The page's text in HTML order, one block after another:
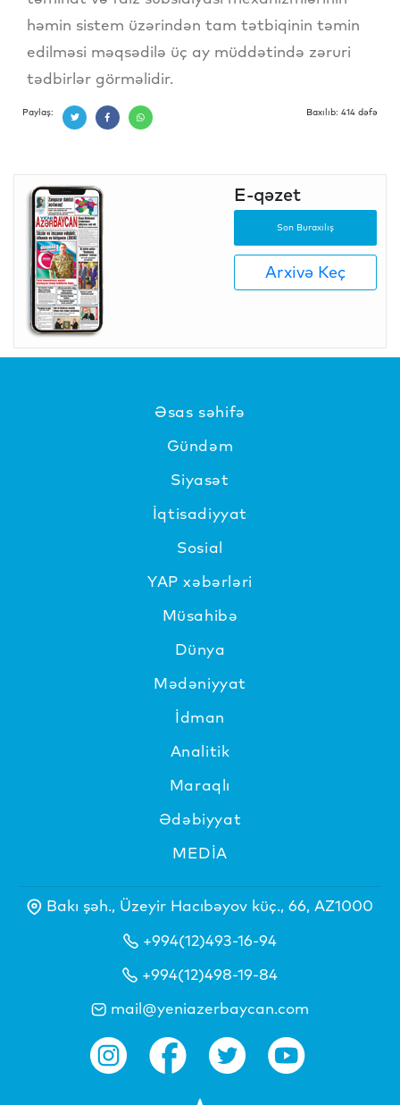
həmin sistem üzərindən tam tətbiqinin təmin
edilməsi məqsədilə üç ay müddətində zəruri
tədbirlər görməlidir.
Paylaş: Baxılıb: 414 dəfə
E-qəzet
Son Buraxılış
Arxivə Keç
Əsas səhifə
Gündəm
Siyasət
İqtisadiyyat
Sosial
YAP xəbərləri
Müsahibə
Dünya
Mədəniyyat
İdman
Analitik
Maraqlı
Ədəbiyyat
MEDİA
Bakı şəh., Üzeyir Hacıbəyov küç., 66, AZ1000
+994(12)493-16-94
+994(12)498-19-84
mail@yeniazerbaycan.com